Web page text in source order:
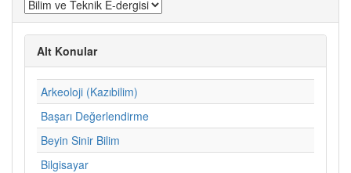
Alt Konular
Arkeoloji (Kazıbilim)
Başarı Değerlendirme
Beyin Sinir Bilim
Bilgisayar